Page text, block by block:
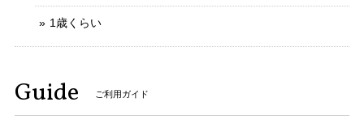
1歳くらい
Guide ご利用ガイド